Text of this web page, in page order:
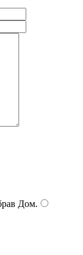
Дом.